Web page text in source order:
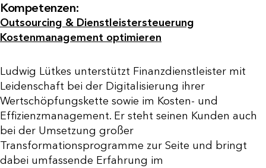
Kompetenzen:
Outsourcing & Dienstleistersteuerung
Kostenmanagement optimieren
Ludwig Lütkes unterstützt Finanzdienstleister mit
Leidenschaft bei der Digitalisierung ihrer
Wertschöpfungskette sowie im Kosten- und
Effizienzmanagement. Er steht seinen Kunden auch
bei der Umsetzung großer
Transformationsprogramme zur Seite und bringt
dabei umfassende Erfahrung im